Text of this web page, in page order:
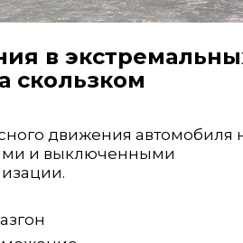
в
скользком
движения автомобиля
и выключенными